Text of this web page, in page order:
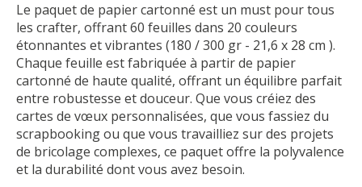
Le paquet de papier cartonné est un must pour tous
les crafter, offrant 60 feuilles dans 20 couleurs
étonnantes et vibrantes (180 / 300 gr - 21,6 x 28 cm ).
Chaque feuille est fabriquée à partir de papier
cartonné de haute qualité, offrant un équilibre parfait
entre robustesse et douceur. Que vous créiez des
cartes de vœux personnalisées, que vous fassiez du
scrapbooking ou que vous travailliez sur des projets
de bricolage complexes, ce paquet offre la polyvalence
et la durabilité dont vous avez besoin.